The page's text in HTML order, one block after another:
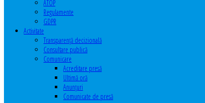
ATOP
Regulamente
GDPR
Activitate
Transparenţă decizională
Consultare publică
Comunicare
Acreditare presă
Ultimă oră
Anunţuri
Comunicate de presă